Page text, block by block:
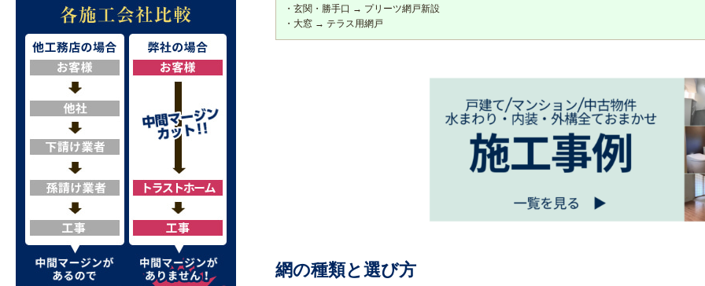
・玄関・勝手口 → プリーツ網戸新設
・大窓 → テラス用網戸
網の種類と選び方